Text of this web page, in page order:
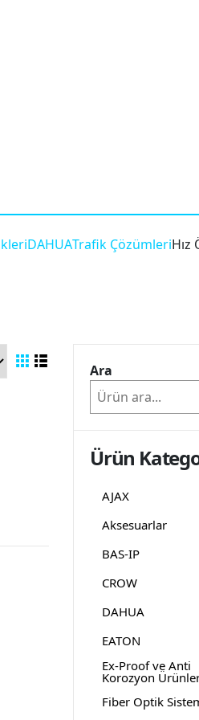
DAHUATrafik ÇözümleriHız
Ara
Ürün
AJAX
Aksesuarlar
BAS-IP
CROW
DAHUA
EATON
Ex-Proof ve Anti
Korozyon
Fiber Optik